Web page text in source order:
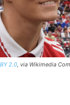
2.0 , via Wikimedia